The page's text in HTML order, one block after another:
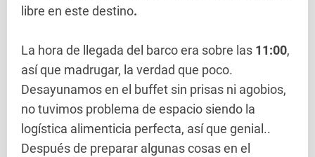
libre en este destino.
La hora de llegada del barco era sobre las 11:00,
así que madrugar, la verdad que poco.
Desayunamos en el buffet sin prisas ni agobios,
no tuvimos problema de espacio siendo la
logística alimenticia perfecta, así que genial..
Después de preparar algunas cosas en el